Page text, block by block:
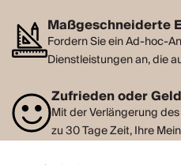
Maßgeschneiderte
Fordern Sie ein Ad-hoc-
Dienstleistungen an, die
Zufrieden oder
Mit der Verlängerung
zu 30 Tage Zeit, Ihre